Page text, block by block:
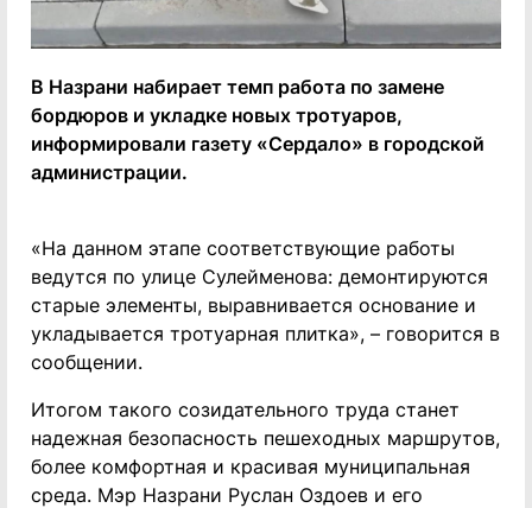
В Назрани набирает темп работа по замене
бордюров и укладке новых тротуаров,
информировали газету «Сердало» в городской
администрации.
«На данном этапе соответствующие работы
ведутся по улице Сулейменова: демонтируются
старые элементы, выравнивается основание и
укладывается тротуарная плитка», – говорится в
сообщении.
Итогом такого созидательного труда станет
надежная безопасность пешеходных маршрутов,
более комфортная и красивая муниципальная
среда. Мэр Назрани Руслан Оздоев и его